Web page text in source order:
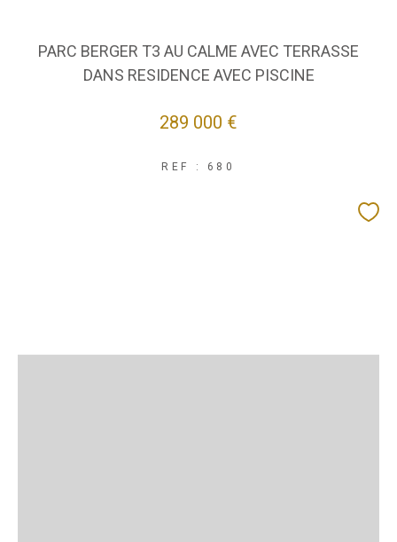
PARC BERGER T3 AU CALME AVEC TERRASSE
DANS RESIDENCE AVEC PISCINE
289 000 €
REF : 680